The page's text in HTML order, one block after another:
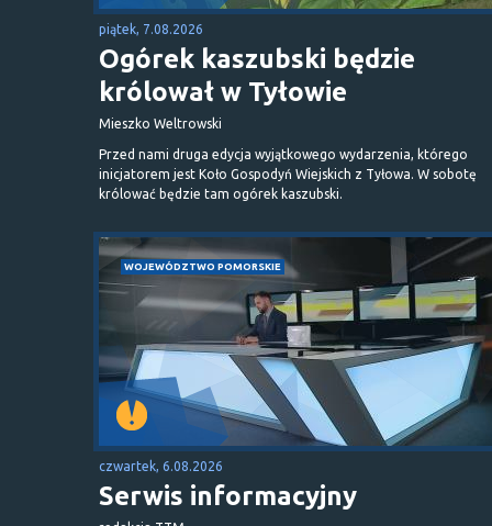
piątek, 7.08.2026
Ogórek kaszubski będzie
królował w Tyłowie
Mieszko Weltrowski
Przed nami druga edycja wyjątkowego wydarzenia, którego
inicjatorem jest Koło Gospodyń Wiejskich z Tyłowa. W sobotę
królować będzie tam ogórek kaszubski.
WOJEWÓDZTWO POMORSKIE
czwartek, 6.08.2026
Serwis informacyjny